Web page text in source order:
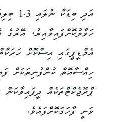
އަދި
ހަވާލުކޮށްފައިވާއިރު،
އެމްޑީޕީގައި އިސްކޮށް
ހިއްސާއޮތް ކުންފުނިތަކަށް
ޕްރޮޖެކްޓްތަކެއް
ވަނީ ފާހަަގަކޮށްފައެވެ.